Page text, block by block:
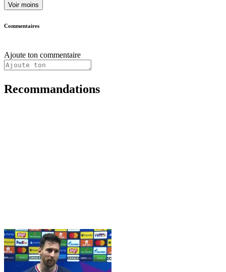
Voir moins
Commentaires
Ajoute ton commentaire
Recommandations